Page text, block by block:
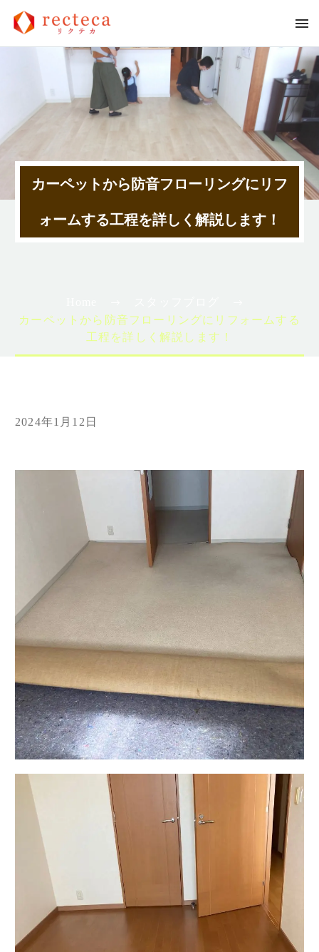
カーペットから防音フローリングにリフ
ォームする工程を詳しく解説します！
カーペットから防音フローリングにリフォームする
工程を詳しく解説します！
2024年1月12日